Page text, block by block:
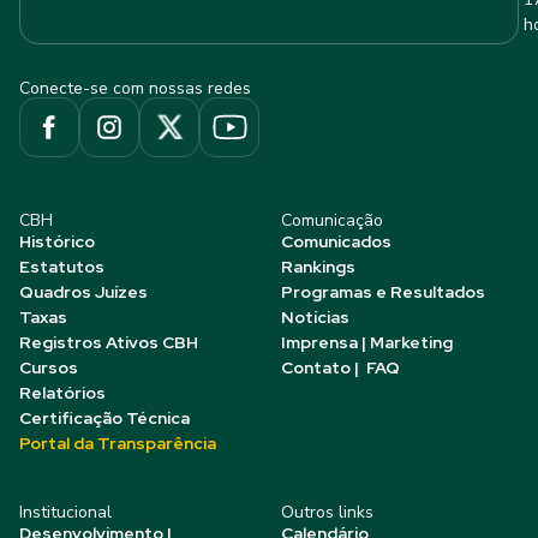
Conecte-se com nossas redes
CBH
Histórico
Estatutos
Quadros Juízes
Taxas
Registros Ativos CBH
Cursos
Relatórios
Certificação Técnica
Portal da Transparência
Comunicação
Comunicados
Rankings
Programas e Resultados
Notícias
Imprensa | Marketing
Contato | FAQ
Institucional
Desenvolvimento |
Outros links
Calendário